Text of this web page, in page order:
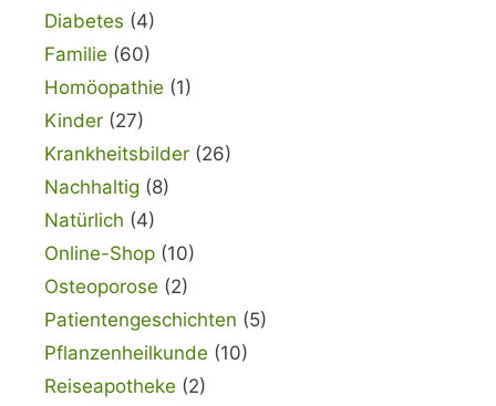
Diabetes (4)
Familie (60)
Homöopathie (1)
Kinder (27)
Krankheitsbilder (26)
Nachhaltig (8)
Natürlich (4)
Online-Shop (10)
Osteoporose (2)
Patientengeschichten (5)
Pflanzenheilkunde (10)
Reiseapotheke (2)